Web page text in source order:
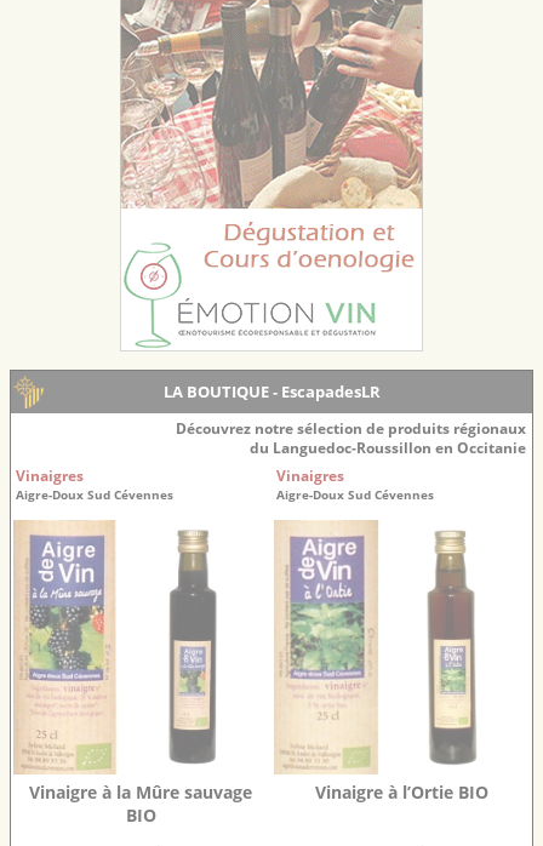
LA BOUTIQUE - EscapadesLR
Découvrez notre sélection de produits régionaux
du Languedoc-Roussillon en Occitanie
Vinaigres
Aigre-Doux Sud Cévennes
Vinaigre à la Mûre sauvage
BIO
Vinaigres
Aigre-Doux Sud Cévennes
Vinaigre à l’Ortie BIO